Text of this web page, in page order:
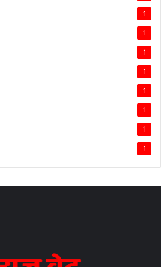
1
1
1
1
1
1
1
1